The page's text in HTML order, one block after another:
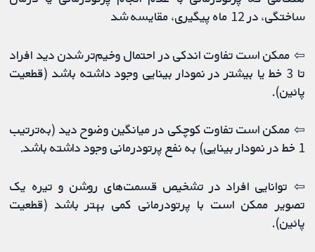
ساختگی، در 12 ماه پیگیری، مقایسه شد
⇦ ممکن است تفاوت اندکی در احتمال وخیم‌تر شدن دید افراد
تا 3 خط یا بیشتر در نمودار بینایی وجود داشته باشد (قطعیت
پائین).
⇦ ممکن است تفاوت کوچکی در میانگین وضوح دید (به‌ترتیب
1 خط در نمودار بینایی) به نفع پرتودرمانی وجود داشته باشد.
⇦ توانایی افراد در تشخیص قسمت‌های روشن و تیره یک
تصویر ممکن است با پرتودرمانی کمی بهتر باشد (قطعیت
پائین).